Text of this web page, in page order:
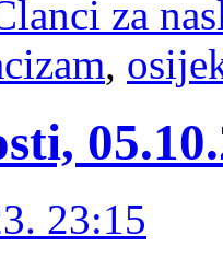
za
,
23:15